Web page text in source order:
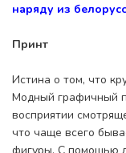
наряду из
Принт
Истина о том, что
Модный графичный
восприятии
что чаще всего